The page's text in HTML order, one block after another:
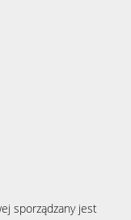
sporządzany jest